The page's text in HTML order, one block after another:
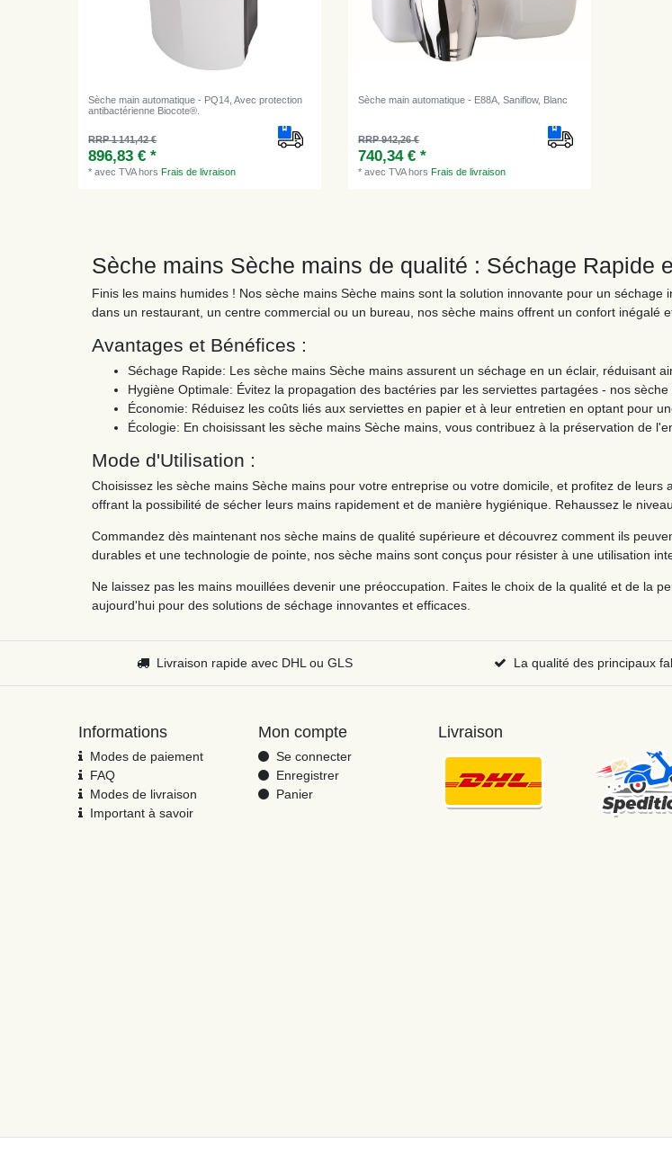
Sèche main automatique - PQ14, Avec protection
antibactérienne Biocote®.
RRP 1 141,42 €
896,83 € *
*avec TVAhors Frais de livraison
Sèche main automatique - E88A, Saniflow, Blanc
RRP 942,26 €
740,34 € *
*avec TVAhors Frais de livraison
Sèche mains Sèche mains de qualité : Séchage Rapide
Finis les mains humides ! Nos sèche mains Sèche mains sont la solution innovante pour un
dans un restaurant, un centre commercial ou un bureau, nos sèche mains offrent un confort inégalé
Avantages et Bénéfices :
Séchage Rapide: Les sèche mains Sèche mains assurent un séchage en un éclair, réduisant
Hygiène Optimale: Évitez la propagation des bactéries par les serviettes partagées - nos
Économie: Réduisez les coûts liés aux serviettes en papier et à leur entretien en optant pour
Écologie: En choisissant les sèche mains Sèche mains, vous contribuez à la préservation de
Mode d'Utilisation :
Choisissez les sèche mains Sèche mains pour votre entreprise ou votre domicile, et profitez de
offrant la possibilité de sécher leurs mains rapidement et de manière hygiénique. Rehaussez le
Commandez dès maintenant nos sèche mains de qualité supérieure et découvrez comment ils
durables et une technologie de pointe, nos sèche mains sont conçus pour résister à une utilisation
Ne laissez pas les mains mouillées devenir une préoccupation. Faites le choix de la qualité et de la
aujourd'hui pour des solutions de séchage innovantes et efficaces.
Livraison rapide avec DHL ou GLS La qualité des principaux
Informations
Modes de paiement
FAQ
Modes de livraison
Important à savoir
Mon compte
Se connecter
Enregistrer
Panier
Livraison